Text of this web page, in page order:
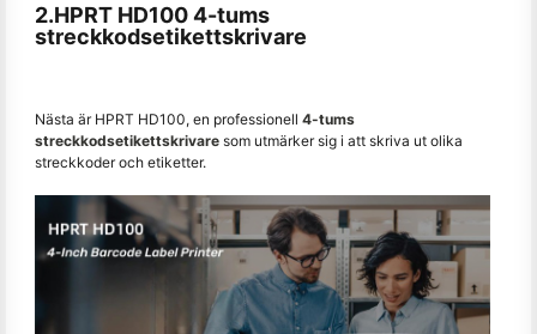
2.HPRT HD100 4-tums
streckkodsetikettskrivare
Nästa är HPRT HD100, en professionell 4-tums
streckkodsetikettskrivare som utmärker sig i att skriva ut olika
streckkoder och etiketter.